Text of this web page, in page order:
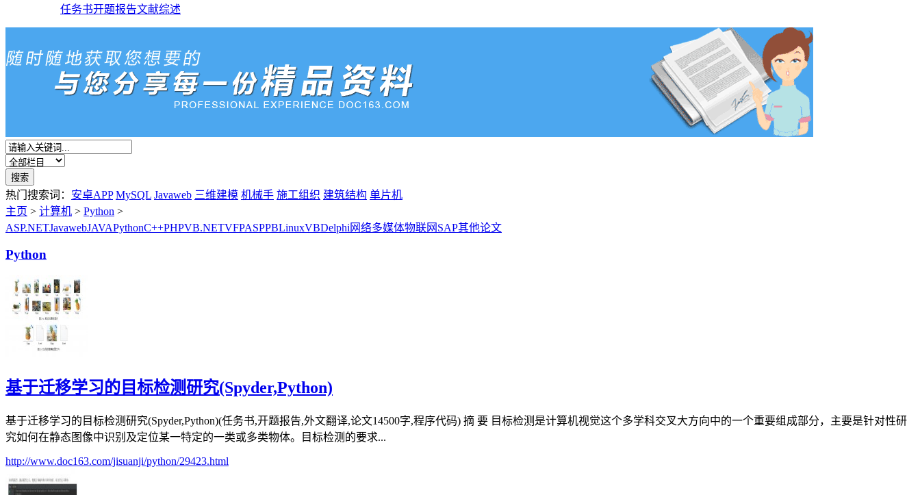
任务书开题报告文献综述
热门搜索词： 安卓APP MySQL Javaweb 三维建模 机械手 施工组织 建筑结构 单片机
主页 > 计算机 > Python >
ASP.NETJavawebJAVAPythonC++PHPVB.NETVFPASPPBLinuxVBDelphi 网络多媒体物联网 SAP其他论文
Python
基于迁移学习的目标检测研究(Spyder,Python)
基于迁移学习的目标检测研究(Spyder,Python)(任务书,开题报告,外文翻译,论文14500字,程序代码) 摘 要 目标检测是计算机视觉这个多学科交叉大方向中的一个重要组成部分，主要是针对性研
究如何在静态图像中识别及定位某一特定的一类或多类物体。目标检测的要求...
http://www.doc163.com/jisuanji/python/29423.html